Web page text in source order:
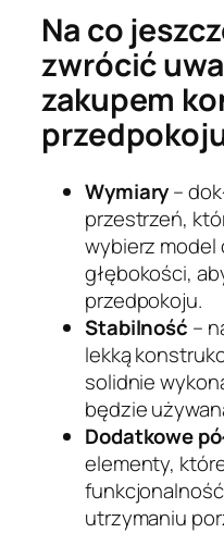
Na co
zwrócić
zakupem
Wymiary–
przestrzeń,
wybierz model
głębokości,
przedpokoju.
Stabilność –
lekką
solidnie
będzie
Dodatkowe
elementy,
utrzymaniu